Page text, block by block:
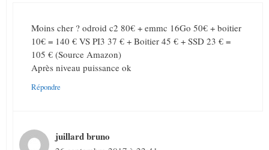
Moins cher ? odroid c2 80€ + emmc 16Go 50€ + boitier
10€ = 140 € VS PI3 37 € + Boitier 45 € + SSD 23 € =
105 € (Source Amazon)
Après niveau puissance ok
Répondre
juillard bruno